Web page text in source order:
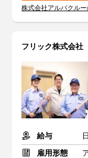
株式会社アルバクル
フリック株式会
給与
雇用形態